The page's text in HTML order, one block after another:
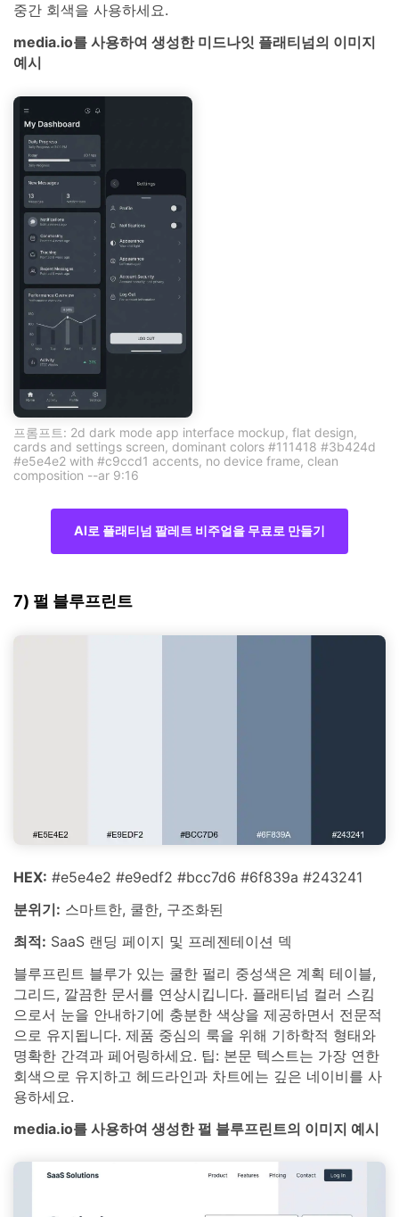
중간 회색을 사용하세요.
media.io를 사용하여 생성한 미드나잇 플래티넘의 이미지
예시
프롬프트: 2d dark mode app interface mockup, flat design,
cards and settings screen, dominant colors #111418 #3b424d
#e5e4e2 with #c9ccd1 accents, no device frame, clean
composition --ar 9:16
AI로 플래티넘 팔레트 비주얼을 무료로 만들기
7) 펄 블루프린트
HEX: #e5e4e2 #e9edf2 #bcc7d6 #6f839a #243241
분위기: 스마트한, 쿨한, 구조화된
최적: SaaS 랜딩 페이지 및 프레젠테이션 덱
블루프린트 블루가 있는 쿨한 펄리 중성색은 계획 테이블,
그리드, 깔끔한 문서를 연상시킵니다. 플래티넘 컬러 스킴
으로서 눈을 안내하기에 충분한 색상을 제공하면서 전문적
으로 유지됩니다. 제품 중심의 룩을 위해 기하학적 형태와
명확한 간격과 페어링하세요. 팁: 본문 텍스트는 가장 연한
회색으로 유지하고 헤드라인과 차트에는 깊은 네이비를 사
용하세요.
media.io를 사용하여 생성한 펄 블루프린트의 이미지 예시